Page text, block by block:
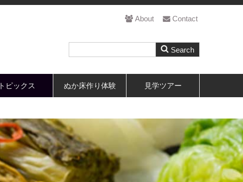
About Contact
トピックス ぬか床作り体験 見学ツアー